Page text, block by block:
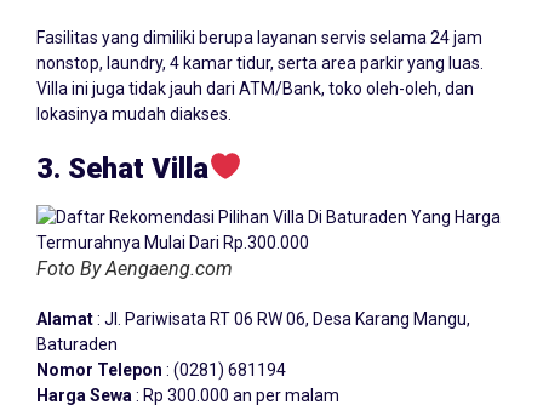
Fasilitas yang dimiliki berupa layanan servis selama 24 jam
nonstop, laundry, 4 kamar tidur, serta area parkir yang luas.
Villa ini juga tidak jauh dari ATM/Bank, toko oleh-oleh, dan
lokasinya mudah diakses.
3. Sehat Villa
Foto By Aengaeng.com
Alamat: Jl. Pariwisata RT 06 RW 06, Desa Karang Mangu,
Baturaden
Nomor Telepon : (0281) 681194
Harga Sewa : Rp 300.000 an per malam